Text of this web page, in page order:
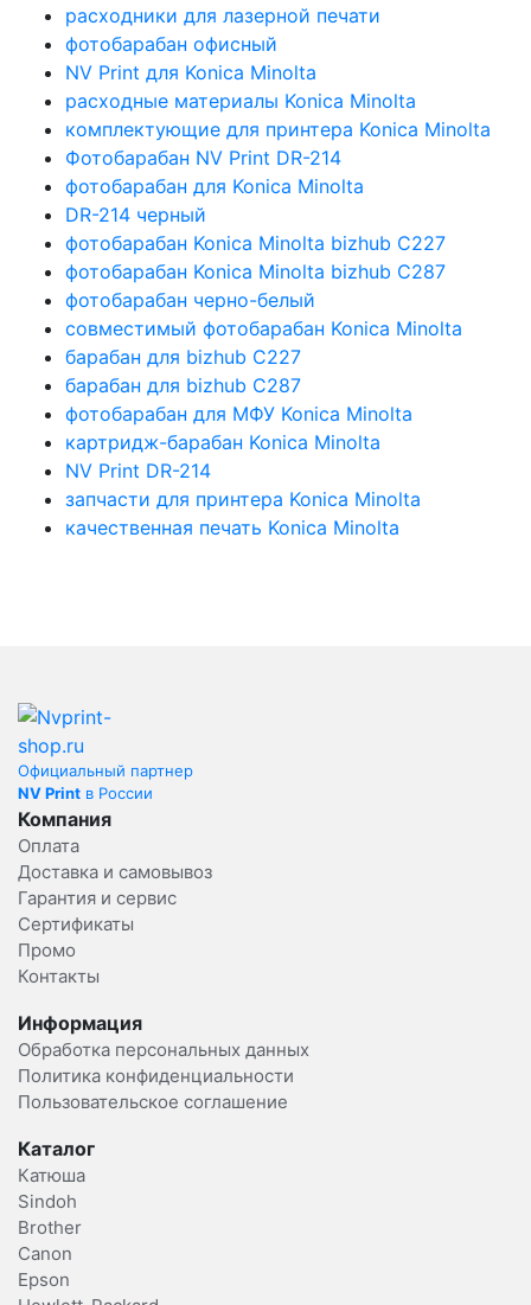
расходники для лазерной печати
фотобарабан офисный
NV Print для Konica Minolta
расходные материалы Konica Minolta
комплектующие для принтера Konica Minolta
Фотобарабан NV Print DR-214
фотобарабан для Konica Minolta
DR-214 черный
фотобарабан Konica Minolta bizhub C227
фотобарабан Konica Minolta bizhub C287
фотобарабан черно-белый
совместимый фотобарабан Konica Minolta
барабан для bizhub C227
барабан для bizhub C287
фотобарабан для МФУ Konica Minolta
картридж-барабан Konica Minolta
NV Print DR-214
запчасти для принтера Konica Minolta
качественная печать Konica Minolta
Официальный партнер
NV Print в России
Компания
Оплата
Доставка и самовывоз
Гарантия и сервис
Сертификаты
Промо
Контакты
Информация
Обработка персональных данных
Политика конфиденциальности
Пользовательское соглашение
Каталог
Катюша
Sindoh
Brother
Canon
Epson